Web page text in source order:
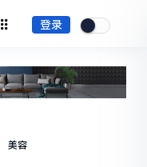
登录
美容